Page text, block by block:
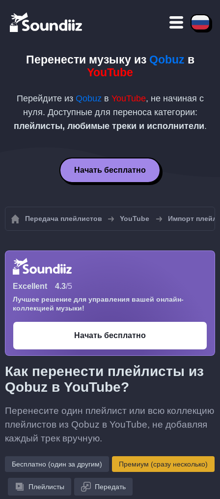
Перенести музыку из Qobuz в
YouTube
Перейдите из Qobuz в YouTube, не начиная с
нуля. Доступные для переноса категории:
плейлисты, любимые треки и исполнители.
Начать бесплатно
Передача плейлистов YouTube Импорт
Excellent 4.3/5
Лучшее решение для управления вашей онлайн-
коллекцией музыки!
Начать бесплатно
Как перенести плейлисты из
Qobuz в YouTube?
Перенесите один плейлист или всю коллекцию
плейлистов из Qobuz в YouTube, не добавляя
каждый трек вручную.
Бесплатно (один за другим) Премиум (сразу несколько)
Плейлисты Передать